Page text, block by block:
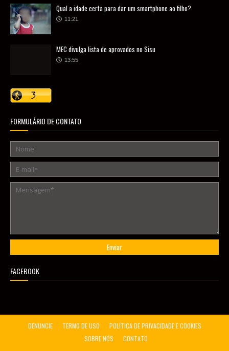
Qual a idade certa para dar um smartphone ao filho?
11:21
MEC divulga lista de aprovados no Sisu
13:55
FORMULÁRIO DE CONTATO
FACEBOOK
DENUNCIE TERMO DE USO
POLÍTICA DE PRIVACIDADE E COOKIES
SOBRE NÓS
CONTATO